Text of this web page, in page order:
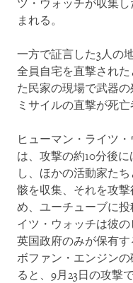
ツ・ウォッチが収集
まれる。
一方で証言した3人の
全員自宅を直撃され
た民家の現場で武器
ミサイルの直撃が死
ヒューマン・ライツ
は、攻撃の約10分後
し、ほかの活動家た
骸を収集、それを攻
め、ユーチューブに
イツ・ウォッチは彼
英国政府のみが保有
ボファン・エンジン
ると、9月23日の攻撃